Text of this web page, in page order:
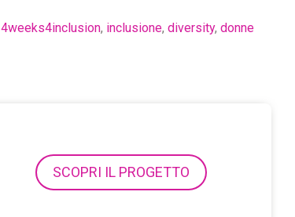
4weeks4inclusion, inclusione, diversity, donne
SCOPRI IL PROGETTO